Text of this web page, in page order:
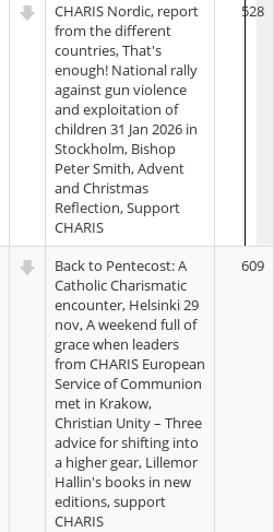
CHARIS Nordic, report
from the different
countries, That's
enough! National rally
against gun violence
and exploitation of
children 31 Jan 2026 in
Stockholm, Bishop
Peter Smith, Advent
and Christmas
Reflection, Support
CHARIS
528
Back to Pentecost: A
Catholic Charismatic
encounter, Helsinki 29
nov, A weekend full of
grace when leaders
from CHARIS European
Service of Communion
met in Krakow,
Christian Unity – Three
advice for shifting into
a higher gear, Lillemor
Hallin's books in new
editions, support
CHARIS
609